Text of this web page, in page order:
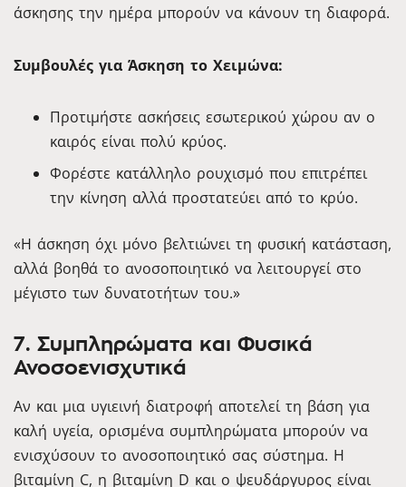
άσκησης την ημέρα μπορούν να κάνουν τη διαφορά.
Συμβουλές για Άσκηση το Χειμώνα:
Προτιμήστε ασκήσεις εσωτερικού χώρου αν ο
καιρός είναι πολύ κρύος.
Φορέστε κατάλληλο ρουχισμό που επιτρέπει
την κίνηση αλλά προστατεύει από το κρύο.
«Η άσκηση όχι μόνο βελτιώνει τη φυσική κατάσταση,
αλλά βοηθά το ανοσοποιητικό να λειτουργεί στο
μέγιστο των δυνατοτήτων του.»
7. Συμπληρώματα και Φυσικά
Ανοσοενισχυτικά
Αν και μια υγιεινή διατροφή αποτελεί τη βάση για
καλή υγεία, ορισμένα συμπληρώματα μπορούν να
ενισχύσουν το ανοσοποιητικό σας σύστημα. Η
βιταμίνη C, η βιταμίνη D και ο ψευδάργυρος είναι